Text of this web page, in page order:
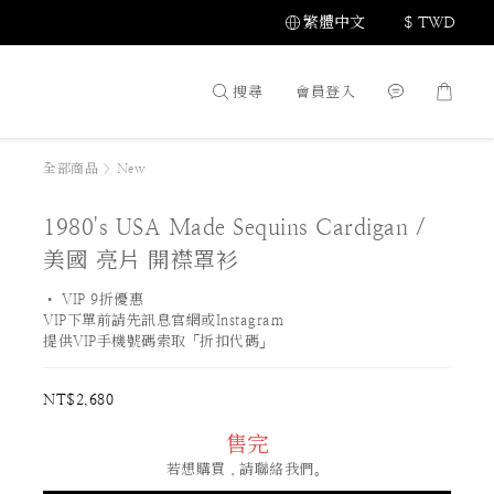
繁體中文 $ TWD
搜尋 會員登入
全部商品 > New
1980's USA Made Sequins Cardigan /
美國 亮片 開襟罩衫
• VIP 9折優惠
VIP下單前請先訊息官網或Instagram
提供VIP手機號碼索取「折扣代碼」
NT$2,680
售完
若想購買，請聯絡我們。